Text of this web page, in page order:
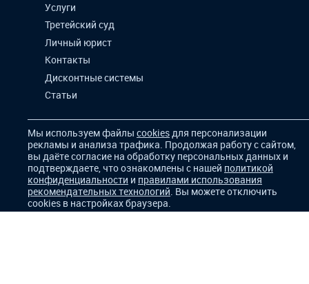
Услуги
Третейский суд
Личный юрист
Контакты
Дисконтные системы
Статьи
Мы используем файлы cookiesдля персонализации
рекламы и анализа трафика. Продолжая работу с сайтом,
вы даёте согласие на обработку персональных данных и
подтверждаете, что ознакомлены с нашей политикой
конфиденциальности и правилами использования
рекомендательных технологий. Вы можете отключить
cookies в настройках браузера.